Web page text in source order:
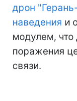
дрон
наведения и
модулем, что
поражения
связи.